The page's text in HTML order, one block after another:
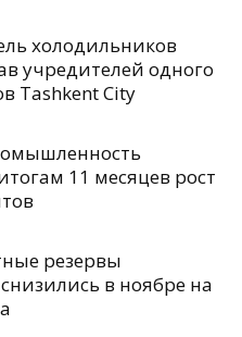
холодильников
учредителей одного
Tashkent City
11 месяцев рост
резервы
в ноябре на